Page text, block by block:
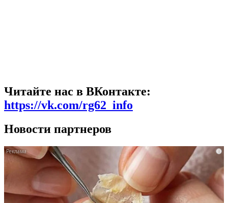
Читайте нас в ВКонтакте:
https://vk.com/rg62_info
Новости партнеров
i